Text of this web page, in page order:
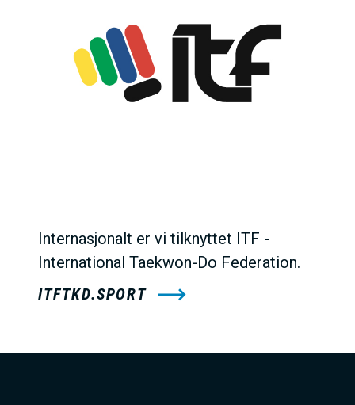
Internasjonalt er vi tilknyttet ITF -
International Taekwon-Do Federation.
ITFTKD.SPORT